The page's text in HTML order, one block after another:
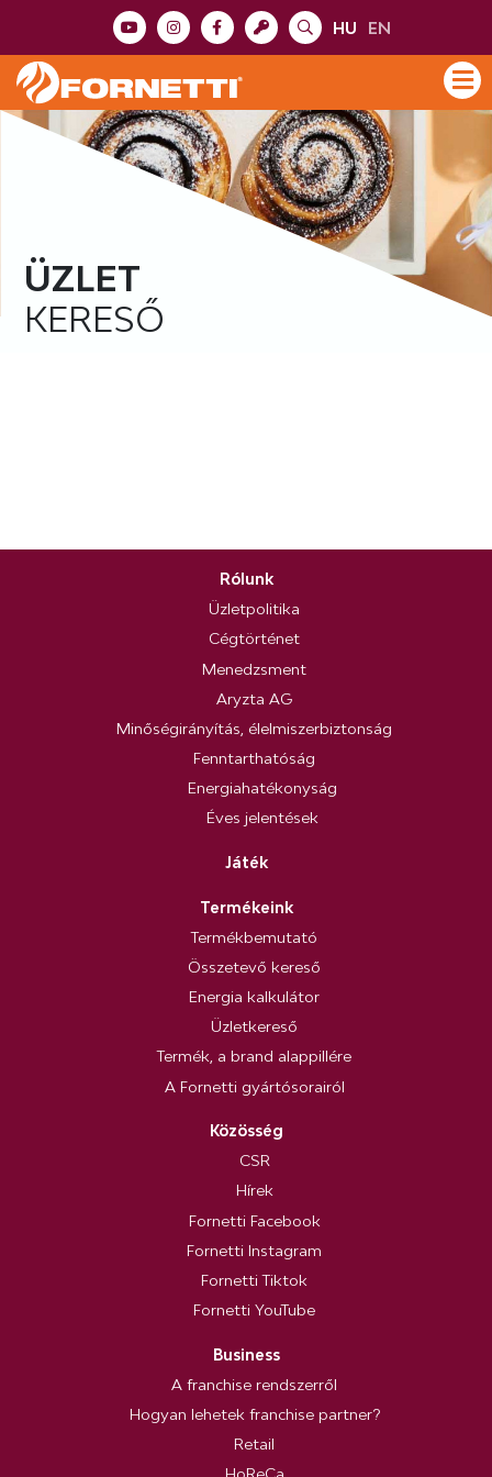
HU EN
ÜZLET
KERESŐ
Rólunk
Üzletpolitika
Cégtörténet
Menedzsment
Aryzta AG
Minőségirányítás, élelmiszerbiztonság
Fenntarthatóság
Energiahatékonyság
Éves jelentések
Játék
Termékeink
Termékbemutató
Összetevő kereső
Energia kalkulátor
Üzletkereső
Termék, a brand alappillére
A Fornetti gyártósorairól
Közösség
CSR
Hírek
Fornetti Facebook
Fornetti Instagram
Fornetti Tiktok
Fornetti YouTube
Business
A franchise rendszerről
Hogyan lehetek franchise partner?
Retail